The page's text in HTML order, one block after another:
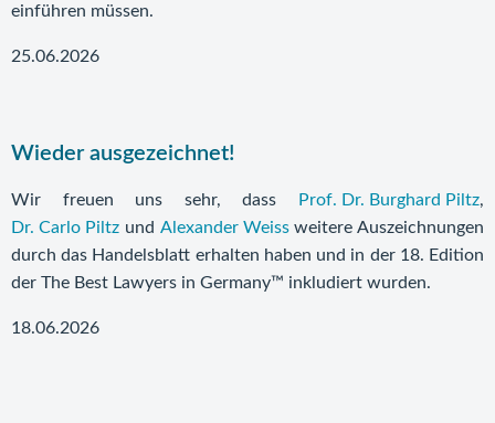
einführen müssen.
25.06.2026
Wieder ausgezeichnet!
Wir freuen uns sehr, dass Prof. Dr. Burghard Piltz,
Dr. Carlo Piltz und Alexander Weissweitere Auszeichnungen
durch das Handelsblatt erhalten haben und in der 18. Edition
der The Best Lawyers in Germany™ inkludiert wurden.
18.06.2026